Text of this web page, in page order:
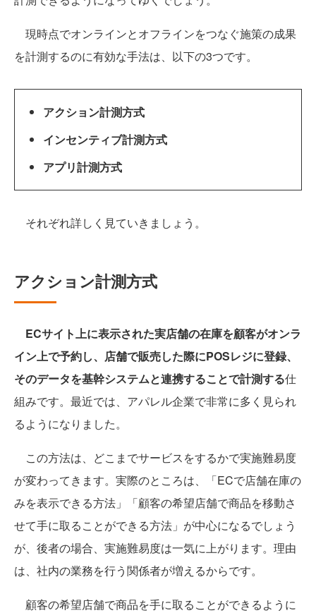
現時点でオンラインとオフラインをつなぐ施策の成果
を計測するのに有効な手法は、以下の3つです。
アクション計測方式
インセンティブ計測方式
アプリ計測方式
それぞれ詳しく見ていきましょう。
アクション計測方式
ECサイト上に表示された実店舗の在庫を顧客がオンラ
イン上で予約し、店舗で販売した際にPOSレジに登録、
そのデータを基幹システムと連携することで計測する仕
組みです。最近では、アパレル企業で非常に多く見られ
るようになりました。
この方法は、どこまでサービスをするかで実施難易度
が変わってきます。実際のところは、「ECで店舗在庫の
みを表示できる方法」「顧客の希望店舗で商品を移動さ
せて手に取ることができる方法」が中心になるでしょう
が、後者の場合、実施難易度は一気に上がります。理由
は、社内の業務を行う関係者が増えるからです。
顧客の希望店舗で商品を手に取ることができるように